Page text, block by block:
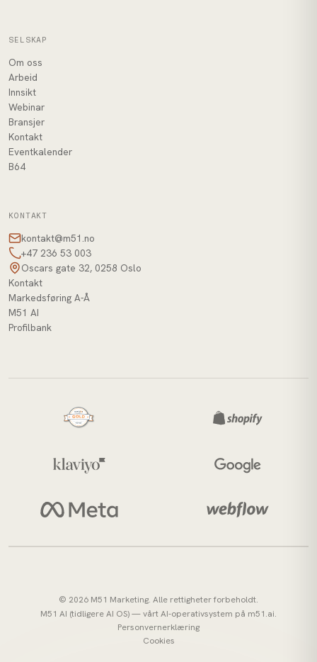
SELSKAP
Om oss
Arbeid
Innsikt
Webinar
Bransjer
Kontakt
Eventkalender
B64
KONTAKT
kontakt@m51.no
+47 236 53 003
Oscars gate 32, 0258 Oslo
Kontakt
Markedsføring A-Å
M51 AI
Profilbank
© 2026 M51 Marketing. Alle rettigheter forbeholdt.
M51 AI (tidligere AI OS) — vårt AI-operativsystem på m51.ai.
Personvernerklæring
Cookies
informasjonskapsler
informasjonskapsler (cookies) for å
forbedre din opplevelse. Ved å bruke
retningslinjene våre for
STRENGT NØDVENDIG
UGRADERT
AVVIS ALLE